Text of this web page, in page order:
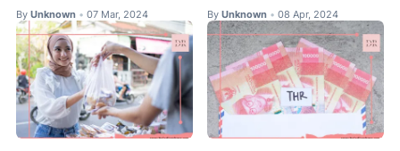
By Unknown • 07 Mar, 2024 By Unknown • 08 Apr, 2024